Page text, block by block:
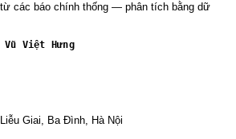
các báo chính thống — phân tích bằng dữ
Vũ Việt Hưng
Giai, Ba Đình, Hà Nội